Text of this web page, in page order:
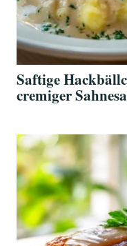
Saftige
cremiger